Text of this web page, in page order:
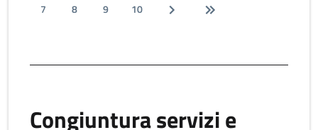
7
8 9 10
Congiuntura servizi e